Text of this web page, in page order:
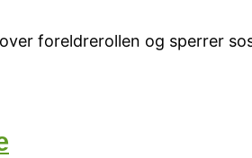
foreldrerollen og sperrer